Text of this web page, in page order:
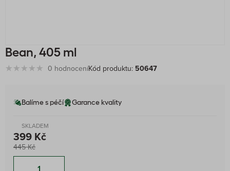
Bean, 405 ml
0 hodnoceníKód produktu: 50647
Balíme s péčí Garance kvality
SKLADEM
399 Kč
445 Kč